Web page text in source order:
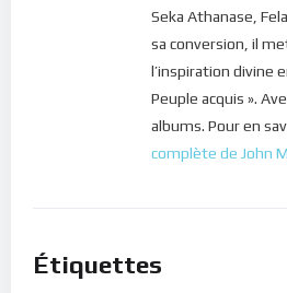
Seka Athanase,
sa conversion, il
l’inspiration divine
Peuple acquis ».
albums. Pour en
complète de John
Étiquettes